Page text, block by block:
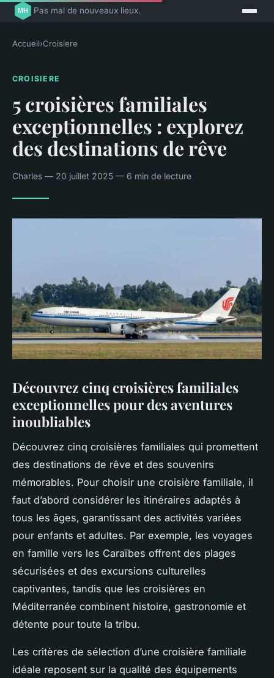
Pas mal de nouveaux lieux.
Accueil›Croisiere
CROISIERE
5 croisières familiales
exceptionnelles : explorez
des destinations de rêve
Charles — 20 juillet 2025 — 6 min de lecture
Découvrez cinq croisières familiales
exceptionnelles pour des aventures
inoubliables
Découvrez cinq croisières familiales qui promettent
des destinations de rêve et des souvenirs
mémorables. Pour choisir une croisière familiale, il
faut d’abord considérer les itinéraires adaptés à
tous les âges, garantissant des activités variées
pour enfants et adultes. Par exemple, les voyages
en famille vers les Caraïbes offrent des plages
sécurisées et des excursions culturelles
captivantes, tandis que les croisières en
Méditerranée combinent histoire, gastronomie et
détente pour toute la tribu.
Les critères de sélection d’une croisière familiale
idéale reposent sur la qualité des équipements